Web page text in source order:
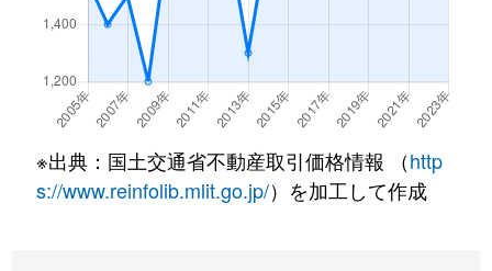
※出典：国土交通省不動産取引価格情報 （http
s://www.reinfolib.mlit.go.jp/）を加工して作成